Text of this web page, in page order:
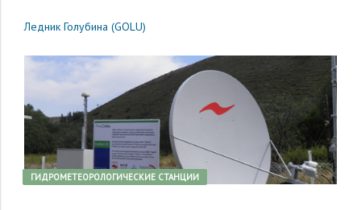
Ледник Голубина (GOLU)
ГИДРОМЕТЕОРОЛОГИЧЕСКИЕ СТАНЦИИ